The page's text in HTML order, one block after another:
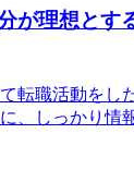
が理想と
転職活動を
、しっかり